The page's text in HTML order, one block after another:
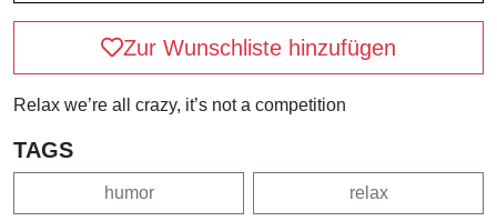
Zur Wunschliste hinzufügen
Relax we’re all crazy, it’s not a competition
TAGS
humor relax